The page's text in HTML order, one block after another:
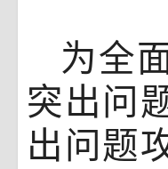
为全
突出问
出问题